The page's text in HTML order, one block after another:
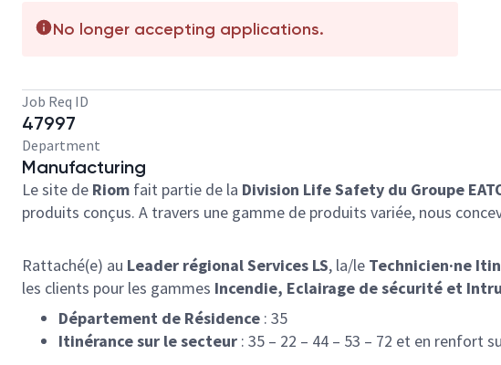
No longer accepting applications.
Job Req ID
47997
Department
Manufacturing
Le site de Riom fait partie de la Division Life Safety du Groupe
produits conçus. A travers une gamme de produits variée, nous
Rattaché(e) au Leader régional Services LS, la/le Technicien·ne
les clients pour les gammes Incendie, Eclairage de sécurité et
Département de Résidence : 35
Itinérance sur le secteur : 35 – 22 – 44 – 53 – 72 et en renfort